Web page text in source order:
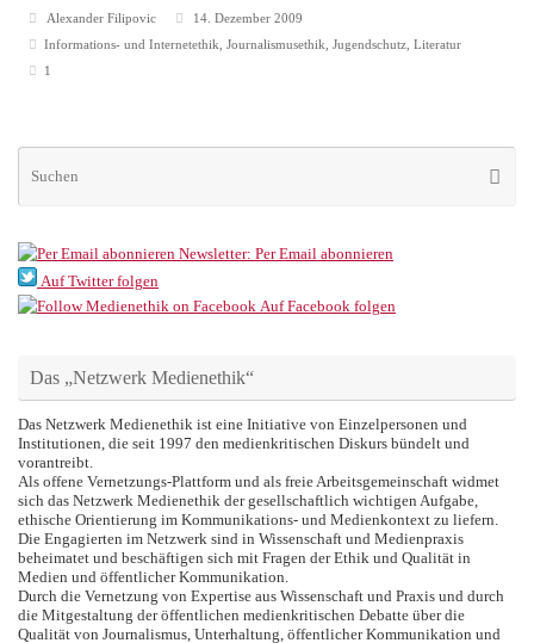
Alexander Filipovic
14. Dezember 2009
Informations- und Internetethik Journalismusethik Jugendschutz, Literatur
1
Newsletter: Per Email abonnieren
Auf Twitter folgen
Auf Facebook folgen
Das „Netzwerk Medienethik“
Das Netzwerk Medienethik ist eine Initiative von Einzelpersonen und
Institutionen, die seit 1997 den medienkritischen Diskurs bündelt und
vorantreibt.
Als offene Vernetzungs-Plattform und als freie Arbeitsgemeinschaft widmet
sich das Netzwerk Medienethik der gesellschaftlich wichtigen Aufgabe,
ethische Orientierung im Kommunikations- und Medienkontext zu liefern.
Die Engagierten im Netzwerk sind in Wissenschaft und Medienpraxis
beheimatet und beschäftigen sich mit Fragen der Ethik und Qualität in
Medien und öffentlicher Kommunikation.
Durch die Vernetzung von Expertise aus Wissenschaft und Praxis und durch
die Mitgestaltung der öffentlichen medienkritischen Debatte über die
Qualität von Journalismus, Unterhaltung, öffentlicher Kommunikation und